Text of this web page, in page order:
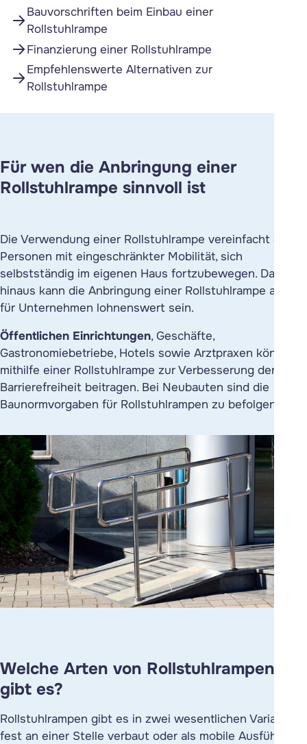
Bauvorschriften beim Einbau einer
Rollstuhlrampe
Finanzierung einer Rollstuhlrampe
Empfehlenswerte Alternativen zur
Rollstuhlrampe
Für wen die Anbringung einer
Rollstuhlrampe sinnvoll ist
Die Verwendung einer Rollstuhlrampe vereinfacht es
Personen mit eingeschränkter Mobilität, sich
selbstständig im eigenen Haus fortzubewegen. Darüber
hinaus kann die Anbringung einer Rollstuhlrampe auch
für Unternehmen lohnenswert sein.
Öffentlichen Einrichtungen, Geschäfte,
Gastronomiebetriebe, Hotels sowie Arztpraxen können
mithilfe einer Rollstuhlrampe zur Verbesserung der
Barrierefreiheit beitragen. Bei Neubauten sind die
Baunormvorgaben für Rollstuhlrampen zu befolgen.
Welche Arten von Rollstuhlrampen
gibt es?
Rollstuhlrampen gibt es in zwei wesentlichen Varianten:
fest an einer Stelle verbaut oder als mobile Ausführung.